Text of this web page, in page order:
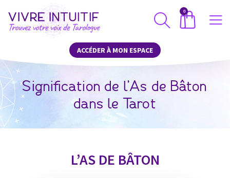
0
ACCÉDER À MON ESPACE
Signification de l’As de Bâton
dans le Tarot
L’AS DE BÂTON